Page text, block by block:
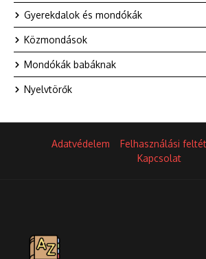
Gyerekdalok és mondókák
Közmondások
Mondókák babáknak
Nyelvtörők
Adatvédelem Felhasználási
Kapcsolat